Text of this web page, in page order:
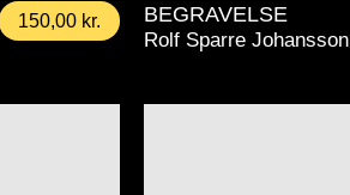
150,00 kr. BEGRAVELSE
Rolf Sparre Johansson